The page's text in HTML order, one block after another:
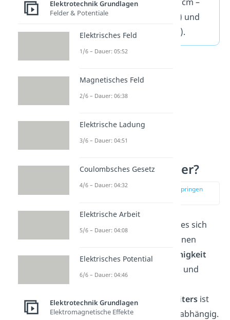
Siemens pro Zentimeter) und
Isolatoren (
S/cm).
Was sind Halbleiter?
zur Stelle im Video springen
Wie du jetzt weißt handelt es sich
um einen
Festkörper
, dessen
Leitfähigkeit
Leitersund
Leitfähigkeiteines Halbleitersist
stark von der Temperatur abhängig.
Elektrotechnik Grundlagen
Felder & Potentiale
Elektrisches Feld
1/6 – Dauer: 05:52
Magnetisches Feld
2/6 – Dauer: 06:38
Elektrische Ladung
3/6 – Dauer: 04:51
Coulombsches Gesetz
4/6 – Dauer: 04:32
Elektrische Arbeit
5/6 – Dauer: 04:08
Elektrisches Potential
6/6 – Dauer: 04:46
Elektrotechnik Grundlagen
Elektromagnetische Effekte